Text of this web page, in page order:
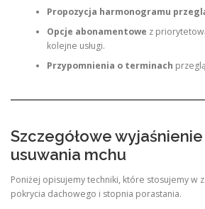
Propozycja harmonogramu
Opcje abonamentowe z
kolejne usługi.
Przypomnienia o terminach
Szczegółowe
usuwania mchu
Poniżej opisujemy techniki, które stosujemy w
pokrycia dachowego i stopnia porastania.